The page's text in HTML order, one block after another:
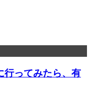
行ってみたら、有